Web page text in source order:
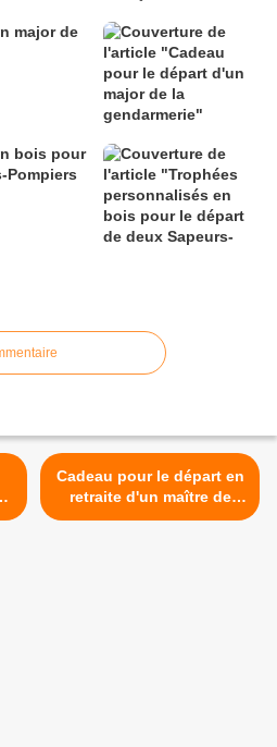
major de
bois pour
Pompiers
Cadeau pour le départ en
retraite d'un maître de
chien >